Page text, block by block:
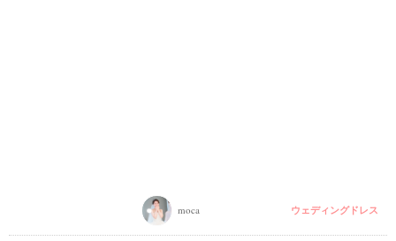
moca ウェディングドレス